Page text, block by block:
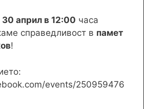
30 април в 12:00 часа
справедливост в памет
!
events/250959476